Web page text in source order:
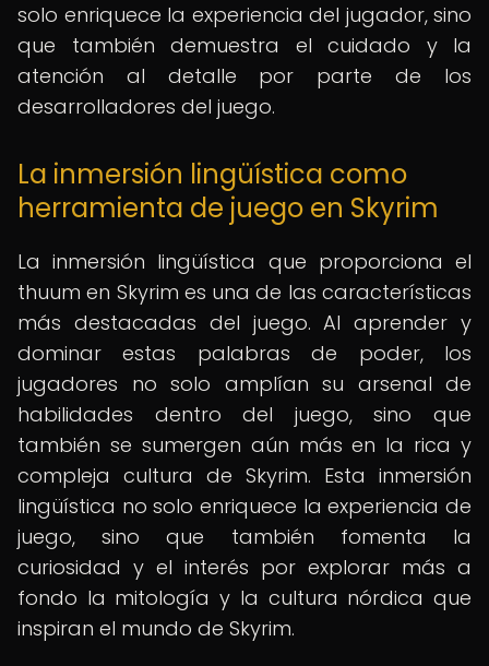
solo enriquece la experiencia del jugador, sino
que también demuestra el cuidado y la
atención al detalle por parte de los
desarrolladores del juego.
La inmersión lingüística como
herramienta de juego en Skyrim
La inmersión lingüística que proporciona el
thuum en Skyrim es una de las características
más destacadas del juego. Al aprender y
dominar estas palabras de poder, los
jugadores no solo amplían su arsenal de
habilidades dentro del juego, sino que
también se sumergen aún más en la rica y
compleja cultura de Skyrim. Esta inmersión
lingüística no solo enriquece la experiencia de
juego, sino que también fomenta la
curiosidad y el interés por explorar más a
fondo la mitología y la cultura nórdica que
inspiran el mundo de Skyrim.